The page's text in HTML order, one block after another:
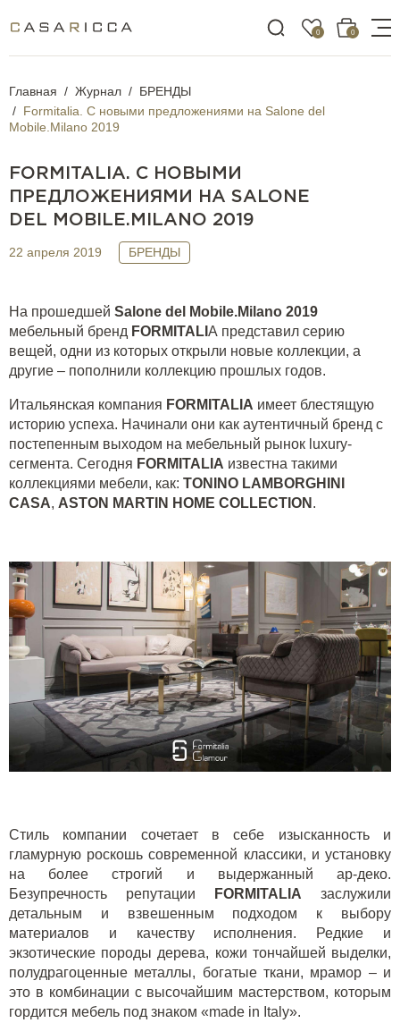
0 0
Главная Журнал
БРЕНДЫ
Formitalia. C новыми предложениями на Salone del
Mobile.Milano 2019
FORMITALIA. C НОВЫМИ
ПРЕДЛОЖЕНИЯМИ НА SALONE
DEL MOBILE.MILANO 2019
22 апреля 2019 БРЕНДЫ
На прошедшей Salone del Mobile.Milano 2019
мебельный бренд FORMITALI A представил серию
вещей, одни из которых открыли новые коллекции, а
другие – пополнили коллекцию прошлых годов.
Итальянская компания FORMITALIA имеет блестящую
историю успеха. Начинали они как аутентичный бренд с
постепенным выходом на мебельный рынок luxury-
сегмента. Сегодня FORMITALIA известна такими
коллекциями мебели, как: TONINO LAMBORGHINI
CASA, ASTON MARTIN HOME COLLECTION .
Стиль компании сочетает в себе изысканность и
гламурную роскошь современной классики, и установку
на более строгий и выдержанный ар-деко.
Безупречность репутации
FORMITALIA заслужили
детальным и взвешенным подходом к выбору
материалов и качеству исполнения. Редкие и
экзотические породы дерева, кожи тончайшей выделки,
полудрагоценные металлы, богатые ткани, мрамор – и
это в комбинации с высочайшим мастерством, которым
гордится мебель под знаком «made in Italy».